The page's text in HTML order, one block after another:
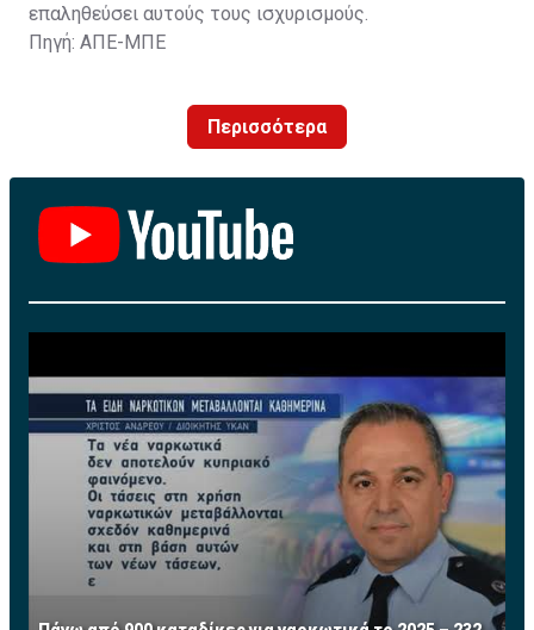
επαληθεύσει αυτούς τους ισχυρισμούς.
Πηγή: ΑΠΕ-ΜΠΕ
Περισσότερα